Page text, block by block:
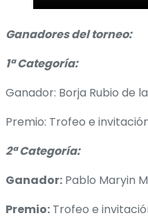
Ganadores del torneo:
1ª Categoría:
Ganador: Borja Rubio de
Premio: Trofeo e
2ª Categoría:
Ganador: Pablo Maryin
Premio: Trofeo e